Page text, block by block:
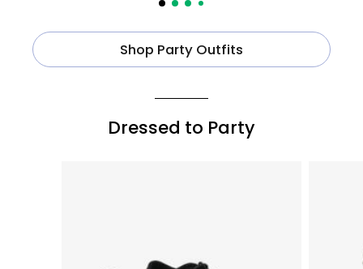
Shop Party Outfits
Dressed to Party